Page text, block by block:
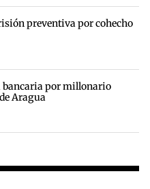
preventiva por cohecho
bancaria por millonario
Aragua